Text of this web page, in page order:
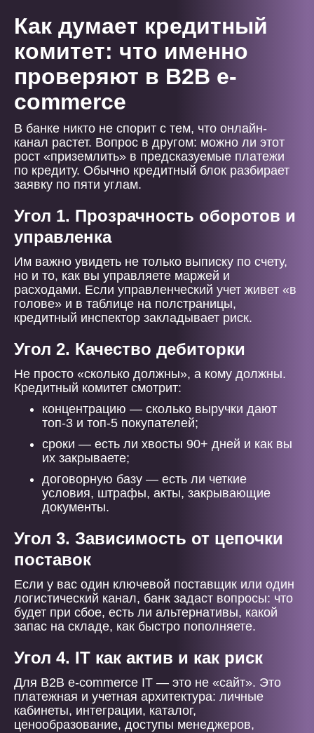
Как думает кредитный
комитет: что именно
проверяют в B2B e-
commerce
В банке никто не спорит с тем, что онлайн-
канал растет. Вопрос в другом: можно ли этот
рост «приземлить» в предсказуемые платежи
по кредиту. Обычно кредитный блок разбирает
заявку по пяти углам.
Угол 1. Прозрачность оборотов и
управленка
Им важно увидеть не только выписку по счету,
но и то, как вы управляете маржей и
расходами. Если управленческий учет живет «в
голове» и в таблице на полстраницы,
кредитный инспектор закладывает риск.
Угол 2. Качество дебиторки
Не просто «сколько должны», а кому должны.
Кредитный комитет смотрит:
концентрацию — сколько выручки дают
топ-3 и топ-5 покупателей;
сроки — есть ли хвосты 90+ дней и как вы
их закрываете;
договорную базу — есть ли четкие
условия, штрафы, акты, закрывающие
документы.
Угол 3. Зависимость от цепочки
поставок
Если у вас один ключевой поставщик или один
логистический канал, банк задаст вопросы: что
будет при сбое, есть ли альтернативы, какой
запас на складе, как быстро пополняете.
Угол 4. IT как актив и как риск
Для B2B e-commerce IT — это не «сайт». Это
платежная и учетная архитектура: личные
кабинеты, интеграции, каталог,
ценообразование, доступы менеджеров,